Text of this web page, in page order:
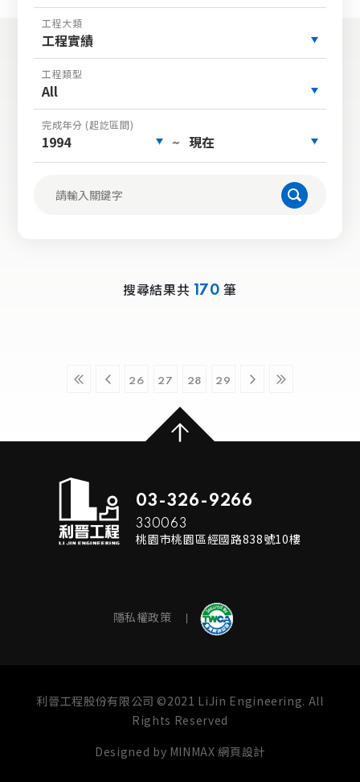
工程大類
工程實績
工程類型
All
完成年分 (起訖區間)
1994 ~ 現在
搜尋結果共 170 筆
26 27 28 29
03-326-9266
330063
桃園市桃園區經國路838號10樓
隱私權政策
利晉工程股份有限公司 ©2021 LiJin Engineering. All
Rights Reserved
Designed by MINMAX 網頁設計